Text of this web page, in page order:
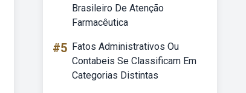
Brasileiro De Atenção
Farmacêutica
#5 Fatos Administrativos Ou
Contabeis Se Classificam Em
Categorias Distintas